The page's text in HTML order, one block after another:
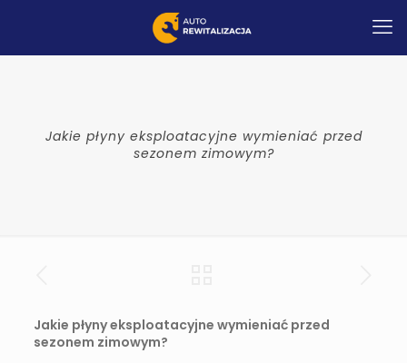
Jakie płyny eksploatacyjne wymieniać przed
sezonem zimowym?
Jakie płyny eksploatacyjne wymieniać przed
sezonem zimowym?